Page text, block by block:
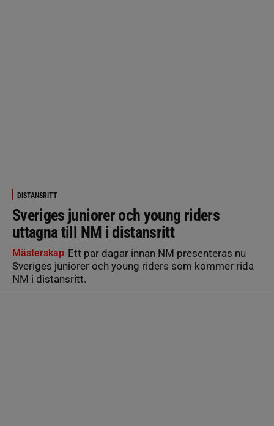
DISTANSRITT
Sveriges juniorer och young riders
uttagna till NM i distansritt
Mästerskap Ett par dagar innan NM presenteras nu
Sveriges juniorer och young riders som kommer rida
NM i distansritt.